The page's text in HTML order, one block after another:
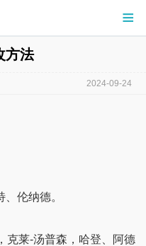
≡
方法
2024-09-24
伦纳德。
克莱-汤普森，哈登、阿德